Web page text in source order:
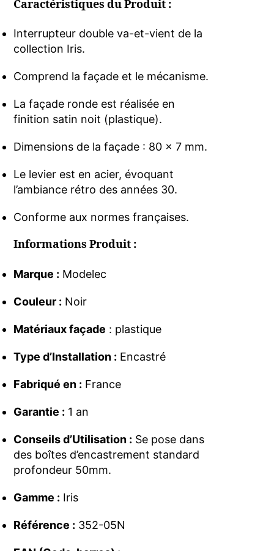
Caractéristiques du Produit :
Interrupteur double va-et-vient de la
collection Iris.
Comprend la façade et le mécanisme.
La façade ronde est réalisée en
finition satin noit (plastique).
Dimensions de la façade : 80 x 7 mm.
Le levier est en acier, évoquant
l’ambiance rétro des années 30.
Conforme aux normes françaises.
Informations Produit :
Marque : Modelec
Couleur : Noir
Matériaux façade : plastique
Type d’Installation : Encastré
Fabriqué en : France
Garantie : 1 an
Conseils d’Utilisation : Se pose dans
des boîtes d’encastrement standard
profondeur 50mm.
Gamme : Iris
Référence : 352-05N